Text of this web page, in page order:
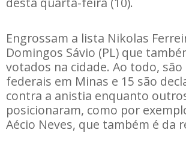
Engrossam a lista Nikolas
Domingos Sávio (PL) que
votados na cidade. Ao todo,
federais em Minas e 15 são
contra a anistia enquanto
posicionaram, como por
Aécio Neves, que também é da